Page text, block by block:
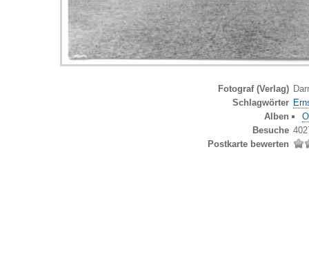
Fotograf (Verlag)
Schlagwörter
Alben
Besuche
Postkarte bewerten